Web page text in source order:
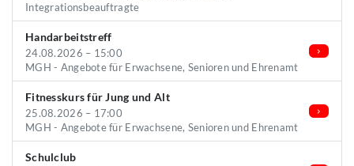
Integrationsbeauftragte
Handarbeitstreff
24.08.2026 – 15:00
MGH - Angebote für Erwachsene, Senioren und Ehrenamt
Fitnesskurs für Jung und Alt
25.08.2026 – 17:00
MGH - Angebote für Erwachsene, Senioren und Ehrenamt
Schulclub